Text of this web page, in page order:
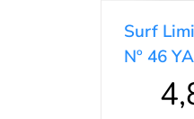
Surf
Nº 46